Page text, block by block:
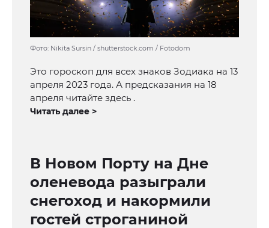
Фото: Nikita Sursin / shutterstock.com / Fotodom
Это гороскоп для всех знаков Зодиака на 13
апреля 2023 года. А предсказания на 18
апреля читайте здесь .
Читать далее >
В Новом Порту на Дне
оленевода разыграли
снегоход и накормили
гостей строганиной